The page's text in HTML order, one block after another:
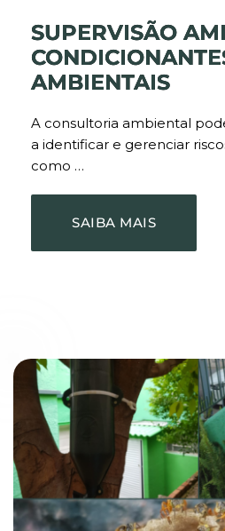
SUPERVISÃO
AMBIENTAIS
A consultoria ambiental
a identificar e gerenciar
como …
SAIBA MAIS